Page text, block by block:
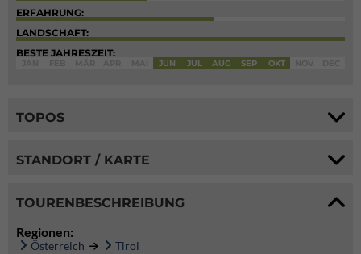
ERFAHRUNG:
LANDSCHAFT:
BESTE JAHRESZEIT:
JUN JUL AUG SEP OKT
TOPOS
STANDORT / KARTE
TOURENBESCHREIBUNG
Regionen:
Österreich Tirol